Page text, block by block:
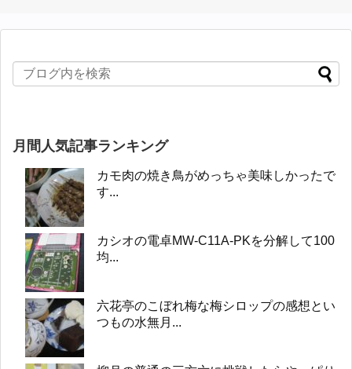
月間人気記事ランキング
カモ肉の焼き鳥がめっちゃ美味しかったで
す...
カシオの電卓MW-C11A-PKを分解して100
均...
六花亭のこぼれ梅な梅シロップの感想とい
つもの水無月...